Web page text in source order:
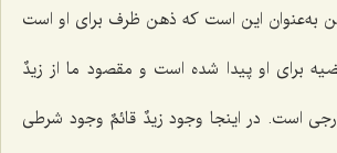
به‌عنوان این است که ذهن ظرف برای او است
برای او پیدا شده است و مقصود ما از زیدٌ
است. در اینجا وجود زیدٌ قائمٌ وجود شرطی